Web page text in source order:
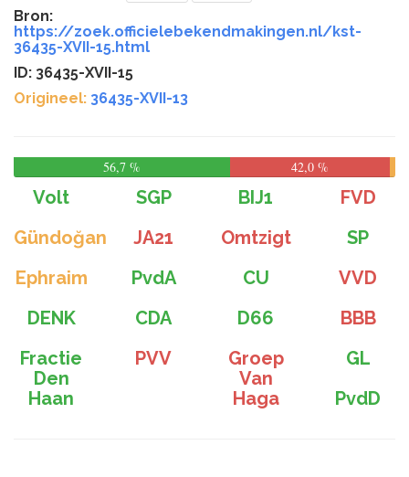
Bron:
https://zoek.officielebekendmakingen.nl/kst-
36435-XVII-15.html
ID: 36435-XVII-15
Origineel: 36435-XVII-13
56,7 % 42,0 %
Volt SGP BIJ1
FVD
Gündoğan
JA21 Omtzigt
SP
Ephraim
PvdA CU
VVD
DENK
CDA D66
BBB
Fractie
Den
Haan
PVV
Groep
Van
Haga
GL
PvdD